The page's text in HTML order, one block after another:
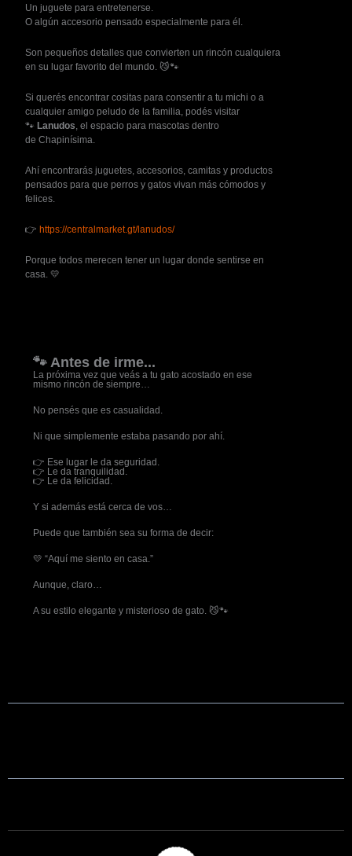
Un juguete para entretenerse.
O algún accesorio pensado especialmente para él.
Son pequeños detalles que convierten un rincón cualquiera
en su lugar favorito del mundo. 😼🐾
Si querés encontrar cositas para consentir a tu michi o a
cualquier amigo peludo de la familia, podés visitar
🐾 Lanudos, el espacio para mascotas dentro
de Chapinísima.
Ahí encontrarás juguetes, accesorios, camitas y productos
pensados para que perros y gatos vivan más cómodos y
felices.
👉 https://centralmarket.gt/lanudos/
Porque todos merecen tener un lugar donde sentirse en
casa. 💛
🐾 Antes de irme...
La próxima vez que veás a tu gato acostado en ese
mismo rincón de siempre…
No pensés que es casualidad.
Ni que simplemente estaba pasando por ahí.
👉 Ese lugar le da seguridad.
👉 Le da tranquilidad.
👉 Le da felicidad.
Y si además está cerca de vos…
Puede que también sea su forma de decir:
💛 “Aquí me siento en casa.”
Aunque, claro…
A su estilo elegante y misterioso de gato. 😼🐾